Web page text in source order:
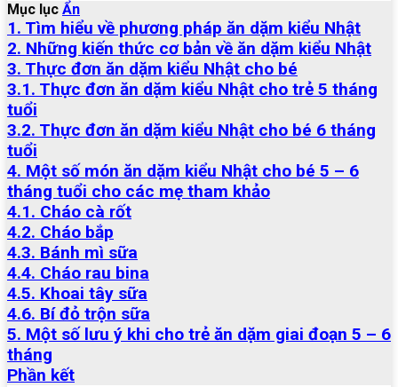
Mục lục Ẩn
1. Tìm hiểu về phương pháp ăn dặm kiểu Nhật
2. Những kiến thức cơ bản về ăn dặm kiểu Nhật
3. Thực đơn ăn dặm kiểu Nhật cho bé
3.1. Thực đơn ăn dặm kiểu Nhật cho trẻ 5 tháng
tuổi
3.2. Thực đơn ăn dặm kiểu Nhật cho bé 6 tháng
tuổi
4. Một số món ăn dặm kiểu Nhật cho bé 5 – 6
tháng tuổi cho các mẹ tham khảo
4.1. Cháo cà rốt
4.2. Cháo bắp
4.3. Bánh mì sữa
4.4. Cháo rau bina
4.5. Khoai tây sữa
4.6. Bí đỏ trộn sữa
5. Một số lưu ý khi cho trẻ ăn dặm giai đoạn 5 – 6
tháng
Phần kết